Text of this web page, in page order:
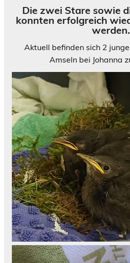
Die zwei Stare sowie
konnten erfolgreich
werden.
Aktuell befinden sich 2
Amseln bei Johanna